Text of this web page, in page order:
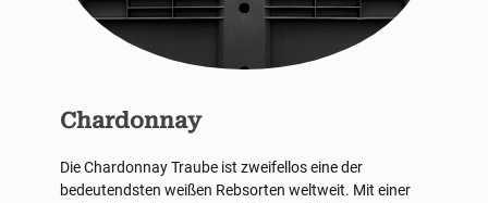
Chardonnay
Die Chardonnay Traube ist zweifellos eine der
bedeutendsten weißen Rebsorten weltweit. Mit einer